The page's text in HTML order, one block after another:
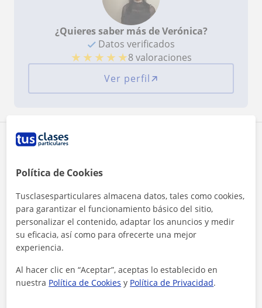
¿Quieres saber más de Verónica?
Datos verificados
★ ★ ★ ★ ★8 valoraciones
Ver perfil
Zona de Verónica
Localidades a las que se desplaza para dar clase
Vigo
+ −
Política de Cookies
Tusclasesparticulares almacena datos, tales como cookies,
para garantizar el funcionamiento básico del sitio,
personalizar el contenido, adaptar los anuncios y medir
su eficacia, así como para ofrecerte una mejor
experiencia.
Al hacer clic en “Aceptar”, aceptas lo establecido en
nuestra Política de Cookies y Política de Privacidad.